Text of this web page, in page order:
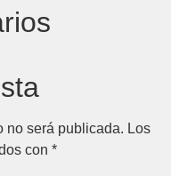
no será publicada. Los
con *